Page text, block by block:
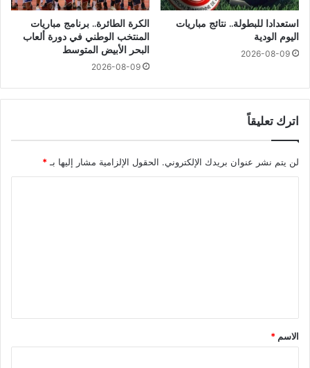
استعدادا للبطولة.. نتائج مباريات
اليوم الودية
2026-08-09
الكرة الطائرة.. برنامج مباريات
المنتخب الوطني في دورة ألعاب
البحر الأبيض المتوسط
2026-08-09
اترك تعليقاً
لن يتم نشر عنوان بريدك الإلكتروني. الحقول الإلزامية مشار إليها بـ*
*
الاسم *